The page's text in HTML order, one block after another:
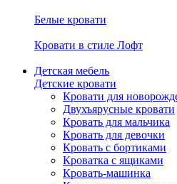
Белые кровати
Кровати в стиле Лофт
Детская мебель
Детские кровати
Кровати для
Двухъярусные кровати
Кровать для мальчика
Кровать для девочки
Кровать с бортиками
Кроватка с ящиками
Кровать-машинка